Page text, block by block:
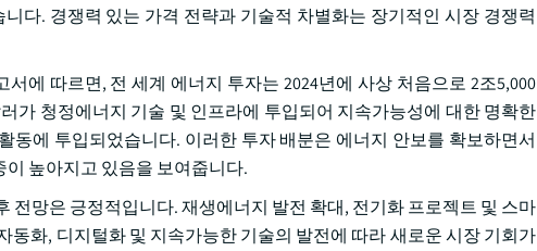
다. 경쟁력 있는 가격 전략과 기술적 차별화는 장기적인 시장 경쟁력
에 따르면, 전 세계 에너지 투자는 2024년에 사상 처음으로 2조5,000
가 청정에너지 기술 및 인프라에 투입되어 지속가능성에 대한 명확한
에 투입되었습니다. 이러한 투자 배분은 에너지 안보를 확보하면서
높아지고 있음을 보여줍니다.
망은 긍정적입니다. 재생에너지 발전 확대, 전기화 프로젝트 및 스마
화, 디지털화 및 지속가능한 기술의 발전에 따라 새로운 시장 기회가